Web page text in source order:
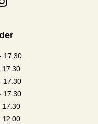
17.30
17.30
17.30
17.30
17.30
12.00